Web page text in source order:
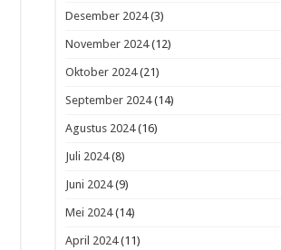
Desember 2024(3)
November 2024(12)
Oktober 2024(21)
September 2024(14)
Agustus 2024(16)
Juli 2024(8)
Juni 2024(9)
Mei 2024(14)
April 2024(11)